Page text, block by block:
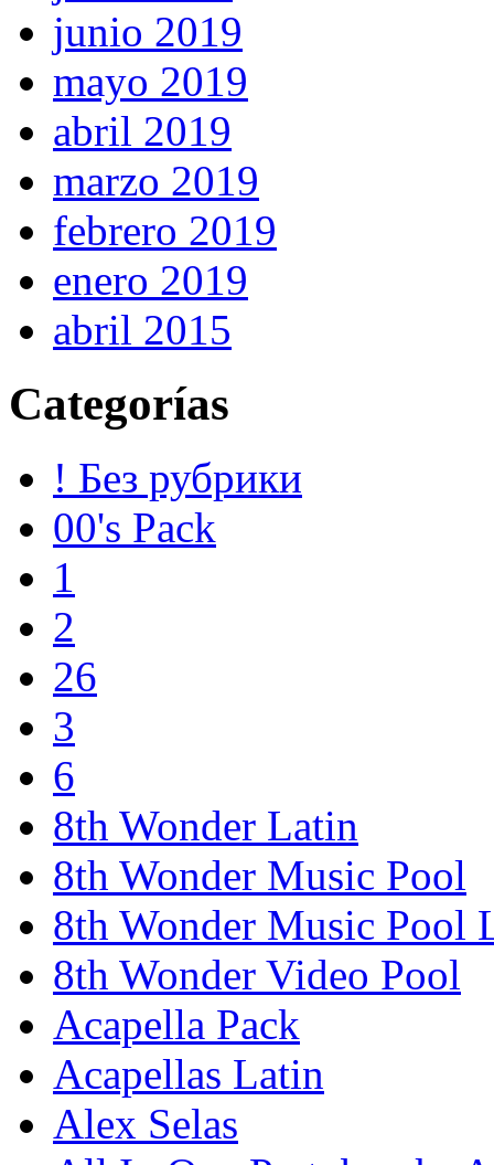
junio 2019
mayo 2019
abril 2019
marzo 2019
febrero 2019
enero 2019
abril 2015
Categorías
! Без рубрики
00's Pack
1
2
26
3
6
8th Wonder Latin
8th Wonder Music Pool
8th Wonder Music Pool
8th Wonder Video Pool
Acapella Pack
Acapellas Latin
Alex Selas